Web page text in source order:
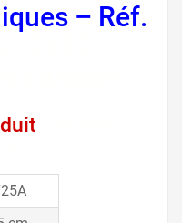
– Réf.